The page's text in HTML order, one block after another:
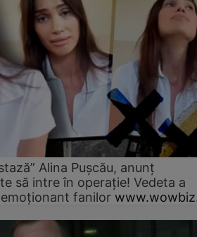
Alina Pușcău, anunț
să intre în operație! Vedeta a
fanilor